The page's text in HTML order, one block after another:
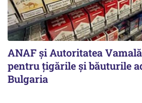
ANAF și Autoritatea
pentru țigările și băuturile
Bulgaria